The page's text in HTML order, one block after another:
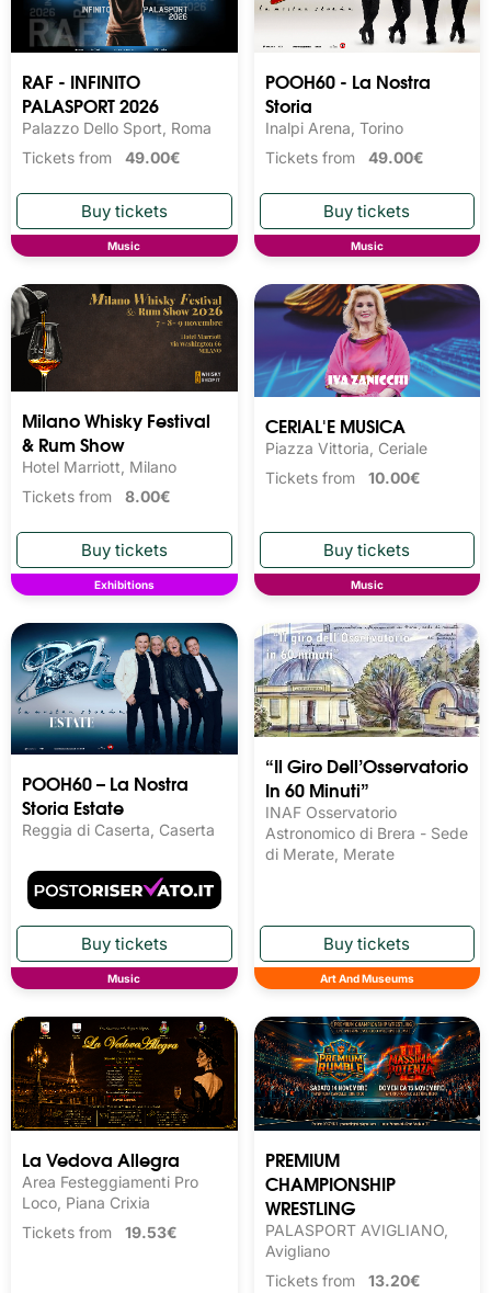
RAF - INFINITO
PALASPORT 2026
Palazzo Dello Sport, Roma
Tickets from 49.00€
Music
POOH60 - La Nostra
Storia
Inalpi Arena, Torino
Tickets from 49.00€
Music
Milano Whisky Festival
& Rum Show
Hotel Marriott, Milano
Tickets from 8.00€
Exhibitions
CERIAL'E MUSICA
Piazza Vittoria, Ceriale
Tickets from 10.00€
Music
POOH60 – La Nostra
Storia Estate
Reggia di Caserta, Caserta
Music
“Il Giro Dell’Osservatorio
In 60 Minuti”
INAF Osservatorio
Astronomico di Brera - Sede
di Merate, Merate
Art And Museums
La Vedova Allegra
Area Festeggiamenti Pro
Loco, Piana Crixia
Tickets from 19.53€
PREMIUM
CHAMPIONSHIP
WRESTLING
PALASPORT AVIGLIANO,
Avigliano
Tickets from 13.20€